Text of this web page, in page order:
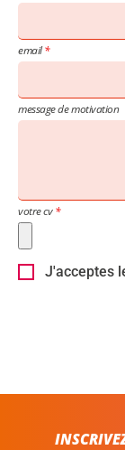
email
message de motivation
votre cv
J'acceptes